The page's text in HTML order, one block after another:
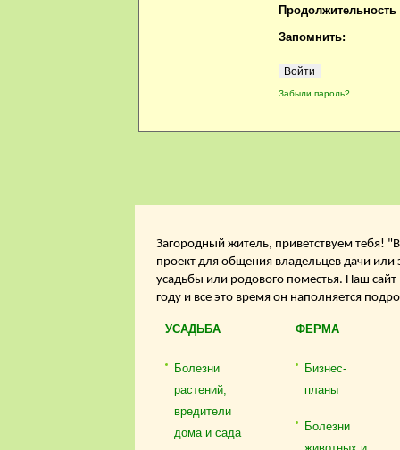
Продолжительность
Запомнить:
Забыли пароль?
Загородный житель, приветствуем тебя!
проект для общения владельцев дачи или
усадьбы или родового поместья. Наш
году и все это время он наполняется
УСАДЬБА
Болезни
растений,
вредители
дома и сада
ФЕРМА
Бизнес-
планы
Болезни